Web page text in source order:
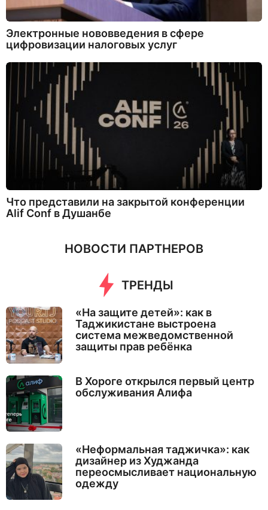
Электронные нововведения в сфере
цифровизации налоговых услуг
Что представили на закрытой конференции
Alif Conf в Душанбе
НОВОСТИ ПАРТНЕРОВ
ТРЕНДЫ
«На защите детей»: как в
Таджикистане выстроена
система межведомственной
защиты прав ребёнка
В Хороге открылся первый центр
обслуживания Алифа
«Неформальная таджичка»: как
дизайнер из Худжанда
переосмысливает национальную
одежду